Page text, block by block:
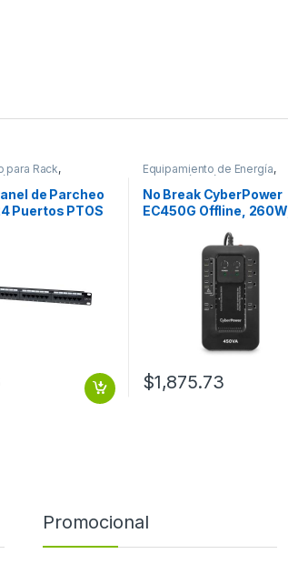
para Rack,
de Parcheo
Puertos PTOS
Equipamiento de Energía,
Protección Eléctrica
No Break CyberPower
EC450G Offline, 260W,
Salida 120 – 120V, 8
Contactos 5-15R 3
GARANTIA
$1,875.73
Promocional